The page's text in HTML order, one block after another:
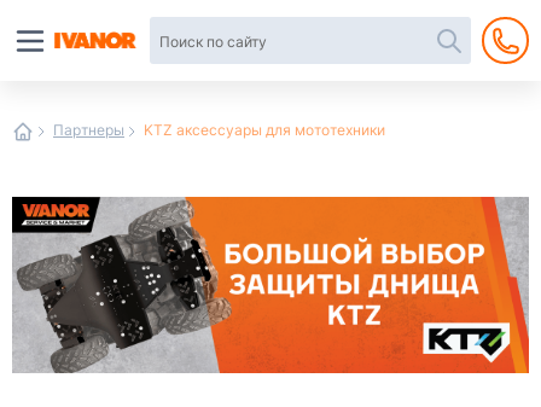
Партнеры KTZ аксессуары для мототехники
интернет-